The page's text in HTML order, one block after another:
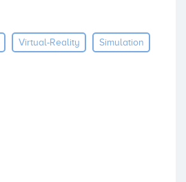
Virtual-Reality Simulation